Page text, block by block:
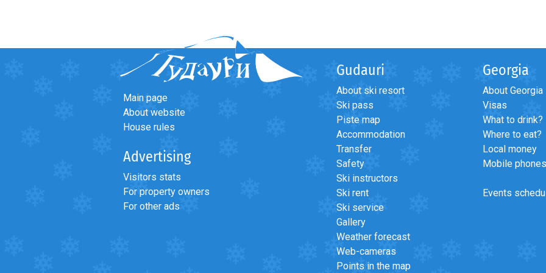
Main page
About website
House rules
Advertising
Visitors stats
For property owners
For other ads
Gudauri
About ski resort
Ski pass
Piste map
Accommodation
Transfer
Safety
Ski instructors
Ski rent
Ski service
Gallery
Weather forecast
Web-cameras
Points in the map
Georgia
About Georgia
Visas
What to drink?
Where to eat?
Local money
Mobile phones
Events